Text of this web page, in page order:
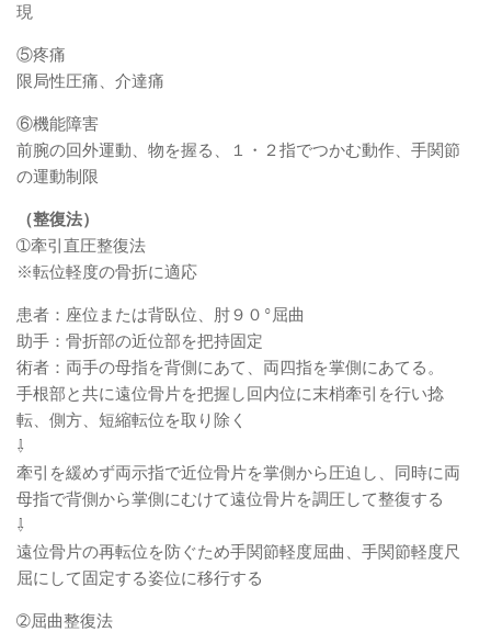
現
⑤疼痛
限局性圧痛、介達痛
⑥機能障害
前腕の回外運動、物を握る、１・２指でつかむ動作、手関節
の運動制限
（整復法）
➀牽引直圧整復法
※転位軽度の骨折に適応
患者：座位または背臥位、肘９０°屈曲
助手：骨折部の近位部を把持固定
術者：両手の母指を背側にあて、両四指を掌側にあてる。
手根部と共に遠位骨片を把握し回内位に末梢牽引を行い捻
転、側方、短縮転位を取り除く
⇩
牽引を緩めず両示指で近位骨片を掌側から圧迫し、同時に両
母指で背側から掌側にむけて遠位骨片を調圧して整復する
⇩
遠位骨片の再転位を防ぐため手関節軽度屈曲、手関節軽度尺
屈にして固定する姿位に移行する
➁屈曲整復法